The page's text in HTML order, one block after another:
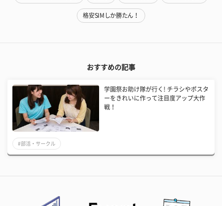
格安SIMしか勝たん！
おすすめの記事
学園祭お助け隊が行く! チラシやポスタ
ーをきれいに作って注目度アップ大作
戦！
#部活・サークル